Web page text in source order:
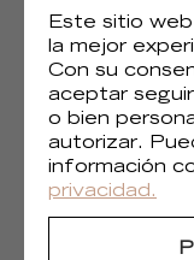
Liberté
Este sitio
la mejor
Con su
aceptar
o bien
autorizar.
información
privacidad.